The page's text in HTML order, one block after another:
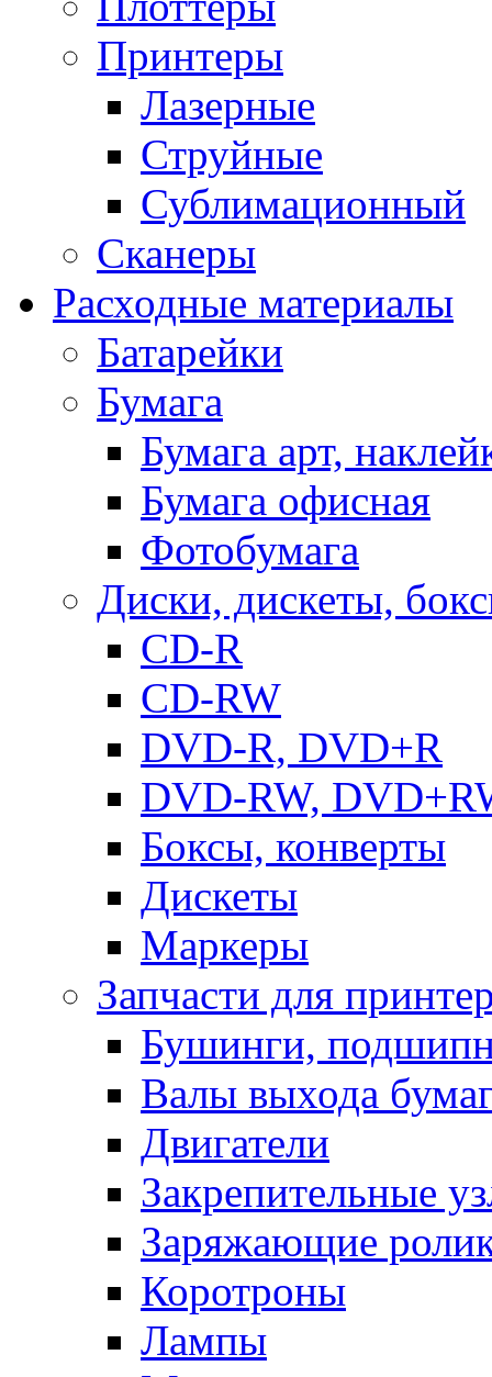
Принтеры
Лазерные
Струйные
Сублимационный
Сканеры
Расходные материалы
Батарейки
Бумага
Бумага арт,
Бумага офисная
Фотобумага
Диски, дискеты,
CD-R
CD-RW
DVD-R, DVD+R
DVD-RW,
Боксы, конверты
Дискеты
Маркеры
Запчасти для
Бушинги,
Валы выхода
Двигатели
Закрепительные
Заряжающие
Коротроны
Лампы